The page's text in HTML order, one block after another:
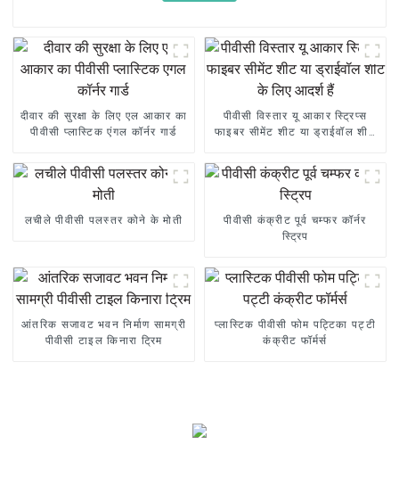
दीवार की सुरक्षा के लिए एल आकार का
पीवीसी प्लास्टिक एंगल कॉर्नर गार्ड
पीवीसी विस्तार यू आकार स्ट्रिप्स
फाइबर सीमेंट शीट या ड्राईवॉल शीट
लचीले पीवीसी पलस्तर कोने के मोती
पीवीसी कंक्रीट पूर्व चम्फर कॉर्नर
स्ट्रिप
आंतरिक सजावट भवन निर्माण सामग्री
पीवीसी टाइल किनारा ट्रिम
प्लास्टिक पीवीसी फोम पट्टिका पट्टी
कंक्रीट फॉर्मर्स